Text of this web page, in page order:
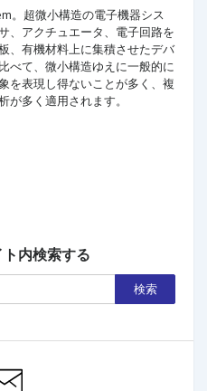
。超微小構造の電子機器シス
、アクチュエータ、電子回路を
、有機材料上に集積させたデバ
べて、微小構造ゆえに一般的に
を表現し得ないことが多く、複
多く適用されます。
内検索する
検索